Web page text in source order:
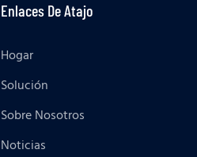
Enlaces De Atajo
Hogar
Solución
Sobre Nosotros
Noticias